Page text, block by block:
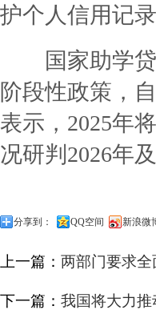
护个人信用记
国家助学贷
阶段性政策，
表示，2025年
况研判2026年
分享到： QQ空间 新浪微
上一篇： 两部门要求
下一篇： 我国将大力